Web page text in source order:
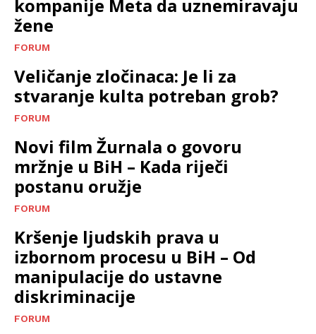
kompanije Meta da uznemiravaju
žene
FORUM
Veličanje zločinaca: Je li za
stvaranje kulta potreban grob?
FORUM
Novi film Žurnala o govoru
mržnje u BiH – Kada riječi
postanu oružje
FORUM
Kršenje ljudskih prava u
izbornom procesu u BiH – Od
manipulacije do ustavne
diskriminacije
FORUM